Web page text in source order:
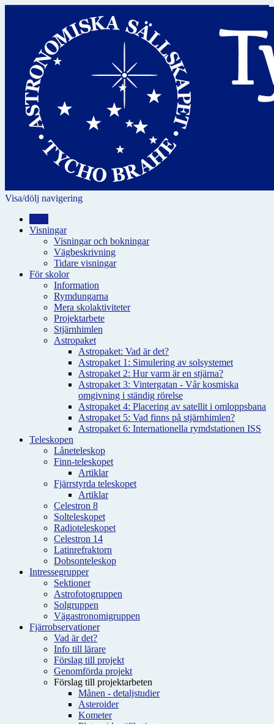
Visa/dölj navigering
Visningar
Visningar och bokningar
Vägbeskrivning
Tidare visningar
För skolor
Information
Rymdungarna
Mera skolaktiviteter
Projektarbete
Stjärnhimlen
Astropaket
Astropaket: Vad är det?
Astropaket 1: Simulering av solsystemet
Astropaket 2: Hur varm är en stjärna?
Astropaket 3: Vintergatan - Vår kosmiska
omgivning i ständig rörelse
Astropaket 4: Placering av satellit i omloppsbana
Astropaket 5: Vad finns på stjärnhimlen?
Astropaket 6: Internationella rymdstationen ISS
Teleskopen
Låneteleskop
Finn-teleskopet
Artiklar
Fjärrstyrda teleskopet
Artiklar
Celestron 8
Solteleskopet
Radioteleskopet
Celestron 14
Latinrefraktorn
Dobsonteleskop
Intressegrupper
Sektioner
Astrofotogruppen
Solgruppen
Vägastronomigruppen
Fjärrobservationer
Vad är det?
Info till lärare
Förslag till projekt
Genomförda projekt
Förslag till projektarbeten
Månen - detaljstudier
Asteroider
Kometer